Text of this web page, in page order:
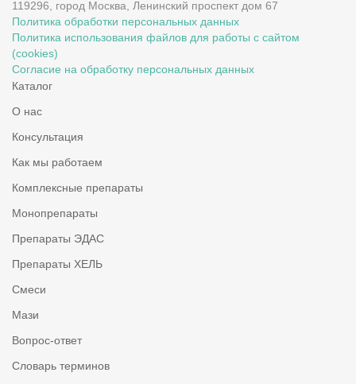
119296, город Москва, Ленинский проспект дом 67
Политика обработки персональных данных
Политика использования файлов для работы с сайтом
(cookies)
Согласие на обработку персональных данных
Каталог
О нас
Консультация
Как мы работаем
Комплексные препараты
Монопрепараты
Препараты ЭДАС
Препараты ХЕЛЬ
Смеси
Мази
Вопрос-ответ
Словарь терминов